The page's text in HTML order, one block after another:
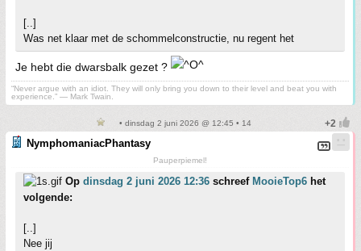
[..]
Was net klaar met de schommelconstructie, nu regent het
Je hebt die dwarsbalk gezet ?
“Never argue with an idiot. They will only bring you down to their level and beat you with
experience.” ― Mark Twain.
• dinsdag 2 juni 2026 @ 12:45 • 14
NymphomaniacPhantasy
Pauperpiemel!
Op dinsdag 2 juni 2026 12:36 schreef MooieTop6 het
volgende:
[..]
Nee jij